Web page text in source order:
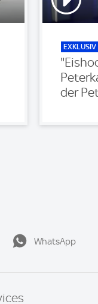
EXKLUSIV
der
WhatsApp